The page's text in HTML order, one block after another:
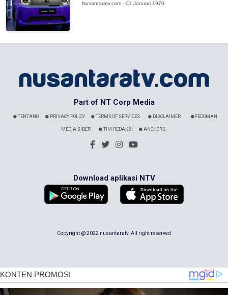
Nusantaratv.com - 01 Januari 1970
Part of NT Corp Media
TENTANG PRIVACY POLICY TERMS OF SERVICES DISCLAIMER PEDOMAN
MEDIA SIBER TIM REDAKSI ANCHORS
Download aplikasi NTV
Copyright @ 2022 nusantaratv. All right reserved